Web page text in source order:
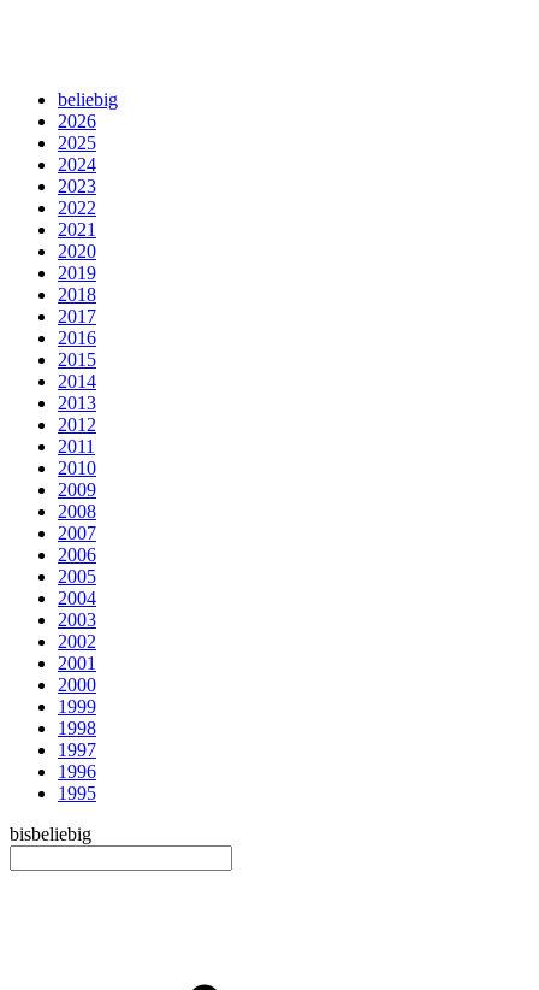
beliebig
2026
2025
2024
2023
2022
2021
2020
2019
2018
2017
2016
2015
2014
2013
2012
2011
2010
2009
2008
2007
2006
2005
2004
2003
2002
2001
2000
1999
1998
1997
1996
1995
bisbeliebig